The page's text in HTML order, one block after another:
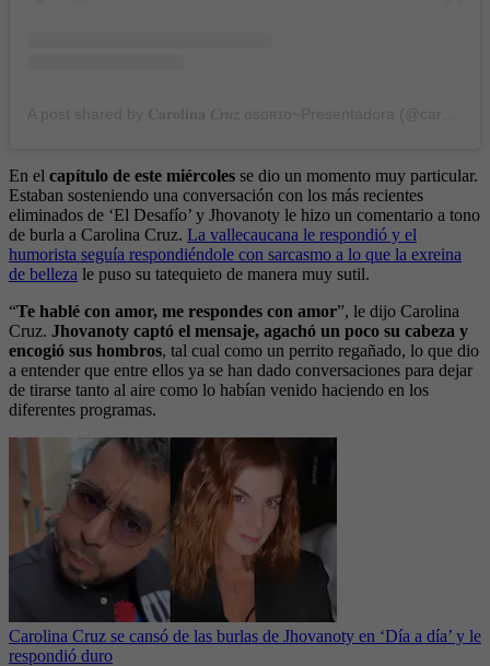
En el capítulo de este miércoles se dio un momento muy particular.
Estaban sosteniendo una conversación con los más recientes
eliminados de ‘El Desafío’ y Jhovanoty le hizo un comentario a tono
de burla a Carolina Cruz. La vallecaucana le respondió y el
humorista seguía respondiéndole con sarcasmo a lo que la exreina
de belleza le puso su tatequieto de manera muy sutil.
“Te hablé con amor, me respondes con amor”, le dijo Carolina
Cruz. Jhovanoty captó el mensaje, agachó un poco su cabeza y
encogió sus hombros, tal cual como un perrito regañado, lo que dio
a entender que entre ellos ya se han dado conversaciones para dejar
de tirarse tanto al aire como lo habían venido haciendo en los
diferentes programas.
Carolina Cruz se cansó de las burlas de Jhovanoty en ‘Día a día’ y le
respondió duro